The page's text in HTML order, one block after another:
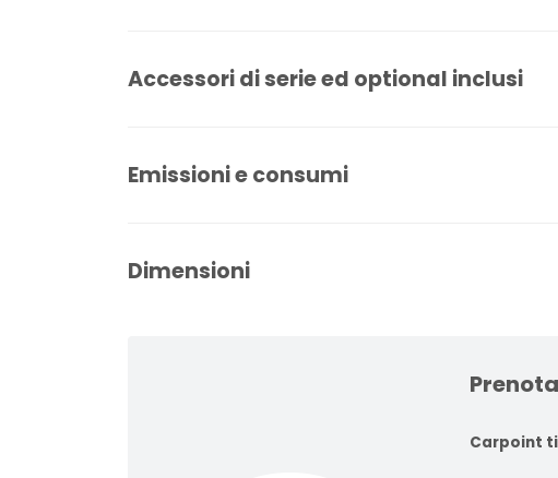
Accessori di serie ed optional inclusi
Emissioni e consumi
Dimensioni
Carpoint